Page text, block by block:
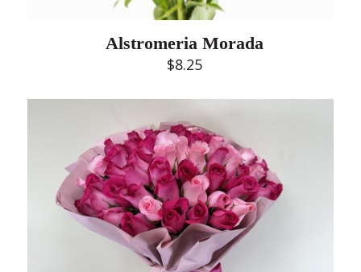
Alstromeria Morada
$8.25